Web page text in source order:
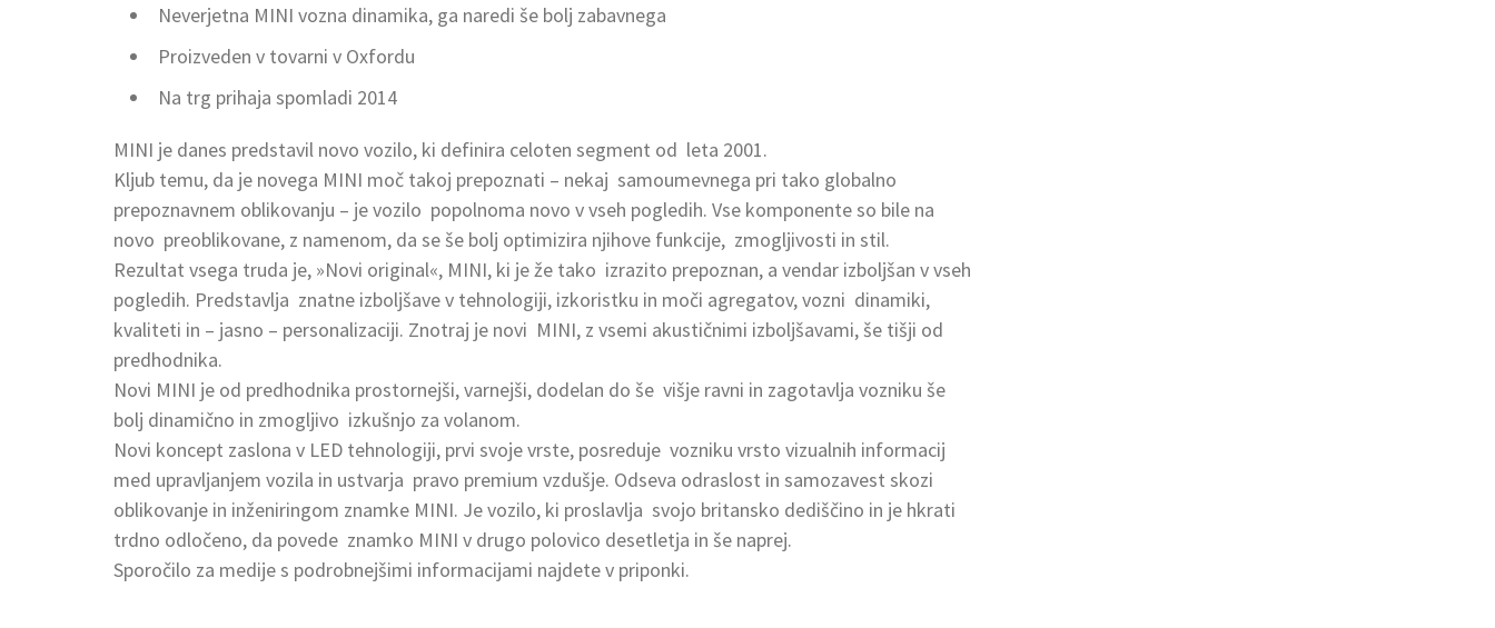
Neverjetna MINI vozna dinamika, ga naredi še bolj zabavnega
Proizveden v tovarni v Oxfordu
Na trg prihaja spomladi 2014
MINI je danes predstavil novo vozilo, ki definira celoten segment od leta 2001.
Kljub temu, da je novega MINI moč takoj prepoznati – nekaj samoumevnega pri tako globalno
prepoznavnem oblikovanju – je vozilo popolnoma novo v vseh pogledih. Vse komponente so bile na
novo preoblikovane, z namenom, da se še bolj optimizira njihove funkcije, zmogljivosti in stil.
Rezultat vsega truda je, »Novi original«, MINI, ki je že tako izrazito prepoznan, a vendar izboljšan v vseh
pogledih. Predstavlja znatne izboljšave v tehnologiji, izkoristku in moči agregatov, vozni dinamiki,
kvaliteti in – jasno – personalizaciji. Znotraj je novi MINI, z vsemi akustičnimi izboljšavami, še tišji od
predhodnika.
Novi MINI je od predhodnika prostornejši, varnejši, dodelan do še višje ravni in zagotavlja vozniku še
bolj dinamično in zmogljivo izkušnjo za volanom.
Novi koncept zaslona v LED tehnologiji, prvi svoje vrste, posreduje vozniku vrsto vizualnih informacij
med upravljanjem vozila in ustvarja pravo premium vzdušje. Odseva odraslost in samozavest skozi
oblikovanje in inženiringom znamke MINI. Je vozilo, ki proslavlja svojo britansko dediščino in je hkrati
trdno odločeno, da povede znamko MINI v drugo polovico desetletja in še naprej.
Sporočilo za medije s podrobnejšimi informacijami najdete v priponki.